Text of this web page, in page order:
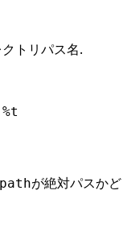
トリパス名.
%t
pathが絶対パスかど